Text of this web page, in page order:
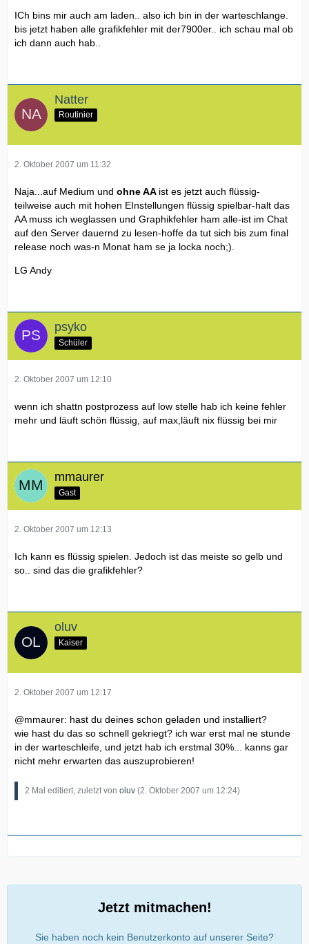
ICh bins mir auch am laden.. also ich bin in der warteschlange.
bis jetzt haben alle grafikfehler mit der7900er.. ich schau mal ob
ich dann auch hab..
Natter
Routinier
2. Oktober 2007 um 11:32
Naja...auf Medium und ohne AA ist es jetzt auch flüssig-
teilweise auch mit hohen EInstellungen flüssig spielbar-halt das
AA muss ich weglassen und Graphikfehler ham alle-ist im Chat
auf den Server dauernd zu lesen-hoffe da tut sich bis zum final
release noch was-n Monat ham se ja locka noch;).
LG Andy
psyko
Schüler
2. Oktober 2007 um 12:10
wenn ich shattn postprozess auf low stelle hab ich keine fehler
mehr und läuft schön flüssig, auf max,läuft nix flüssig bei mir
mmaurer
Gast
2. Oktober 2007 um 12:13
Ich kann es flüssig spielen. Jedoch ist das meiste so gelb und
so.. sind das die grafikfehler?
oluv
Kaiser
2. Oktober 2007 um 12:17
@mmaurer: hast du deines schon geladen und installiert?
wie hast du das so schnell gekriegt? ich war erst mal ne stunde
in der warteschleife, und jetzt hab ich erstmal 30%... kanns gar
nicht mehr erwarten das auszuprobieren!
2 Mal editiert, zuletzt von oluv (2. Oktober 2007 um 12:24)
Jetzt mitmachen!
Sie haben noch kein Benutzerkonto auf unserer Seite?